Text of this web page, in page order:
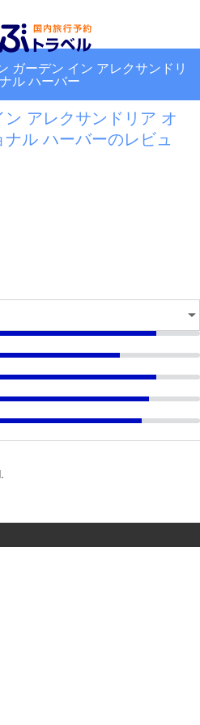
ーデン イン アレクサンドリ
ル ハーバー
アレクサンドリア オ
ル ハーバーのレビュ